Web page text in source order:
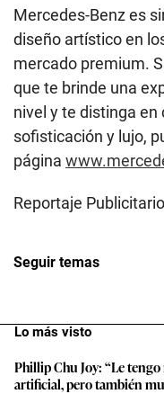
Mercedes-Benz es
diseño artístico en
mercado premium.
que te brinde una
nivel y te distinga en
sofisticación y lujo,
página
Reportaje Publicitario
Seguir temas
Lo más visto
Phillip Chu Joy: “Le
artificial, pero también